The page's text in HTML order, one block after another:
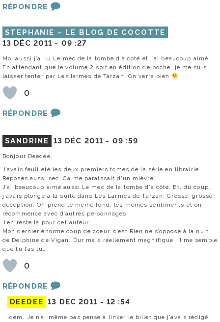
RÉPONDRE
STEPHANIE – LE BLOG DE COCOTTE
13 DÉC 2011 - 09 :27
Moi aussi j’ai lu Le mec de la tombe d’à coté et j’ai beaucoup aimé.
En attendant que le volume 2 soit en édition de poche, je me suis
laisser tenter par Les larmes de Tarzan! On verra bien
0
RÉPONDRE
SANDRINE 13 DÉC 2011 - 09 :59
Bonjour Deedee,
J’avais feuilleté les deux premiers tomes de la série en librairie.
Reposés aussi sec. Ça me paraissait d’un mièvre…
J’ai beaucoup aimé aussi Le mec de la tombe d’à côté. Et, du coup,
j’avais plongé à la suite dans Les Larmes de Tarzan. Grosse, grosse
déception. On prend le même fond, les mêmes sentiments et on
recommence avec d’autres personnages.
J’en reste là pour cet auteur.
Mon dernier énorme coup de coeur, c’est Rien ne s’oppose à la nuit
de Delphine de Vigan. Dur mais réellement magnifique. Il me semble
que tu l’as lu…
0
RÉPONDRE
DEEDEE 13 DÉC 2011 - 12 :54
Idem. Je n’ai même pas pensé à linker le billet que j’avais rédigé